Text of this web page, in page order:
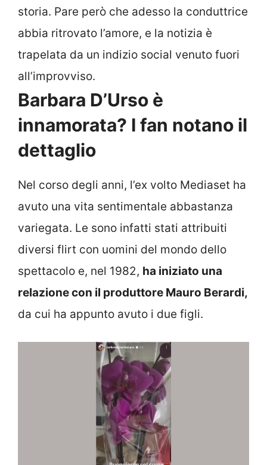
storia. Pare però che adesso la conduttrice
abbia ritrovato l’amore, e la notizia è
trapelata da un indizio social venuto fuori
all’improvviso.
Barbara D’Urso è
innamorata? I fan notano il
dettaglio
Nel corso degli anni, l’ex volto Mediaset ha
avuto una vita sentimentale abbastanza
variegata. Le sono infatti stati attribuiti
diversi flirt con uomini del mondo dello
spettacolo e, nel 1982, ha iniziato una
relazione con il produttore Mauro Berardi,
da cui ha appunto avuto i due figli.